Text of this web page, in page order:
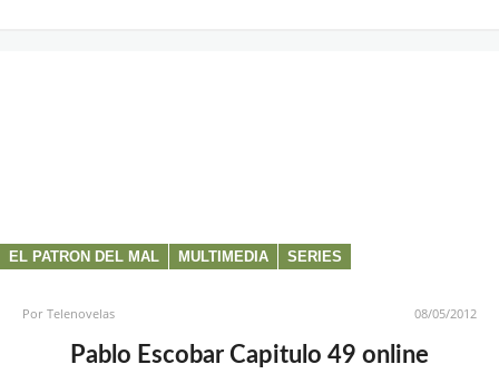
EL PATRON DEL MAL MULTIMEDIA SERIES
PorTelenovelas 08/05/2012
Pablo Escobar Capitulo 49 online